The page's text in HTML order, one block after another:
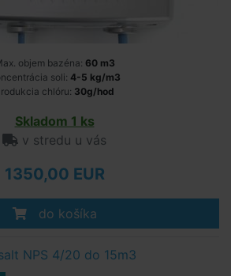
objem bazéna: 60 m3
soli: 4-5 kg/m3
chlóru: 30g/hod
Skladom 1 ks
v stredu u vás
1350,00 EUR
do košíka
NPS 4/20 do 15m3